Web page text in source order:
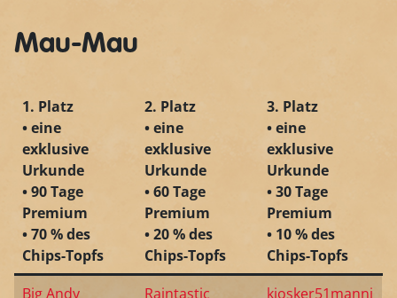
Mau-Mau
1. Platz
• eine
exklusive
Urkunde
• 90 Tage
Premium
• 70 % des
Chips-Topfs
2. Platz
• eine
exklusive
Urkunde
• 60 Tage
Premium
• 20 % des
Chips-Topfs
3. Platz
• eine
exklusive
Urkunde
• 30 Tage
Premium
• 10 % des
Chips-Topfs
Big Andy
Raintastic kiosker51manni